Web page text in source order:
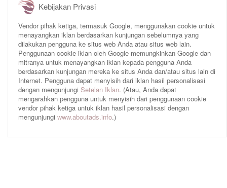
Kebijakan Privasi
Vendor pihak ketiga, termasuk Google, menggunakan cookie untuk
menayangkan iklan berdasarkan kunjungan sebelumnya yang
dilakukan pengguna ke situs web Anda atau situs web lain.
Penggunaan cookie iklan oleh Google memungkinkan Google dan
mitranya untuk menayangkan iklan kepada pengguna Anda
berdasarkan kunjungan mereka ke situs Anda dan/atau situs lain di
Internet. Pengguna dapat menyisih dari iklan hasil personalisasi
dengan mengunjungi Setelan Iklan. (Atau, Anda dapat
mengarahkan pengguna untuk menyisih dari penggunaan cookie
vendor pihak ketiga untuk iklan hasil personalisasi dengan
mengunjungi www.aboutads.info.)